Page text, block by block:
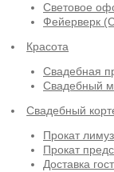
Световое
Фейерверк
Красота
Свадебная
Свадебный
Свадебный
Прокат
Прокат
Доставка